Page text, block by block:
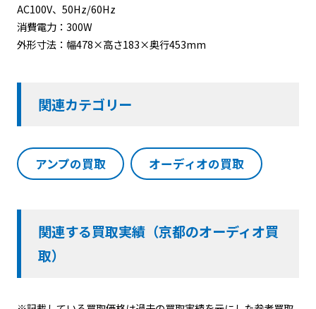
AC100V、50Hz/60Hz
消費電力：300W
外形寸法：幅478×高さ183×奥行453mm
関連カテゴリー
アンプの買取 オーディオの買取
関連する買取実績（京都のオーディオ買
取）